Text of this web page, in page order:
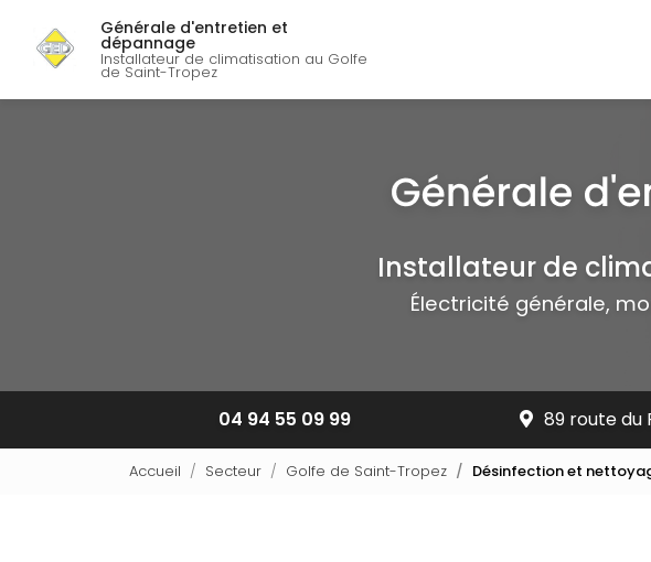
contenu
Générale d'entretien et
dépannage
Installateur de climatisation au Golfe
de Saint-Tropez
Installateur de
Électricité générale,
04 94 55 09 99 89 route du
Accueil Secteur Golfe de Saint-Tropez Désinfection et